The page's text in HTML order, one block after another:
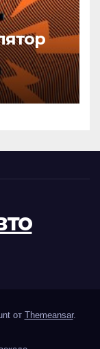
от Themeansar.